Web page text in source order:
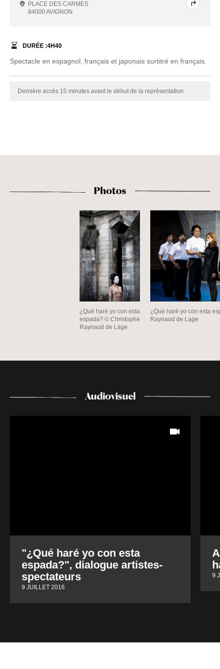
PLACE DES CARMES
84000 AVIGNON
DURÉE :4H40
Spectacle en espagnol, français et japonais surtitré en français.
Dernière accès 15 minutes avant le début de la représentation.
Photos
¿Qué haré yo con esta
espada? © Christophe
Raynaud de Lage
¿Qué haré yo con esta
Raynaud de Lage
Audiovisuel
"¿Qué haré yo con esta
espada?", dialogue artistes-
spectateurs
9 JUILLET 2016
9